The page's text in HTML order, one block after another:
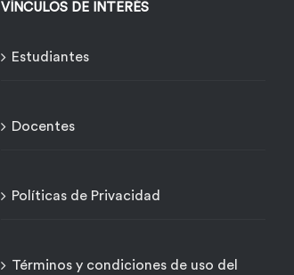
VÍNCULOS DE INTERÉS
Estudiantes
Docentes
Políticas de Privacidad
Términos y condiciones de uso del